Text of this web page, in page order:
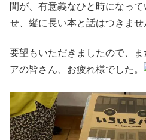
間が、有意義なひと時になっ
せ、縦に長い本と話はつきませ
要望もいただきましたので、
アの皆さん、お疲れ様でした。